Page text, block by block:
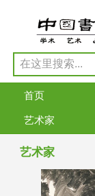
首页
艺术家
艺术家